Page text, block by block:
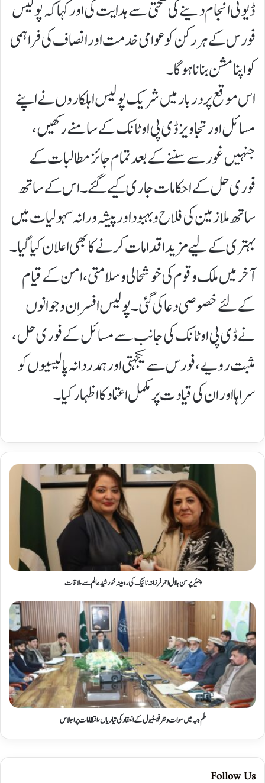
ڈیوٹی انجام دینے کی سختی سے ہدایت کی اور کہا کہ پولیس
فورس کے ہر رکن کو عوامی خدمت اور انصاف کی فراہمی
کو اپنا مشن بنانا ہوگا۔
اس موقع پر دربار میں شریک پولیس اہلکاروں نے اپنے
مسائل اور تجاویز ڈی پی او ٹانک کے سامنے رکھیں،
جنہیں غور سے سننے کے بعد تمام جائز مطالبات کے
فوری حل کے احکامات جاری کیے گئے۔ اس کے ساتھ
ساتھ ملازمین کی فلاح و بہبود اور پیشہ ورانہ سہولیات میں
بہتری کے لیے مزید اقدامات کرنے کا بھی اعلان کیا گیا۔
آخر میں ملک و قوم کی خوشحالی و سلامتی، امن کے قیام
کے لئے خصوصی دعا کی گئی۔ پولیس افسران و جوانوں
نے ڈی پی او ٹانک کی جانب سے مسائل کے فوری حل،
مثبت رویے، فورس سے یکجہتی اور ہمدردانہ پالیسیوں کو
سراہا اور ان کی قیادت پر مکمل اعتماد کا اظہار کیا۔
چئیرپرسن ہلال احمرفرزانہ نائیک کی رومینہ خورشید عالم سے ملاقات
ملم جبہ میں سوات ونٹر فیسٹیول کے انعقاد کی تیاریاں، انتظامات پر اجلاس
Follow Us